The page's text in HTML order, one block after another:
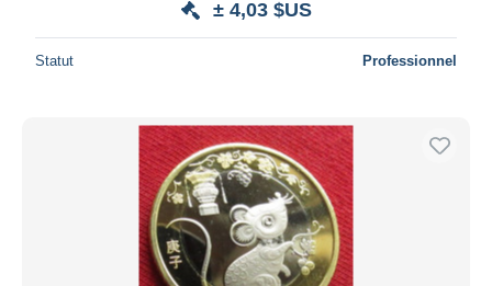
± 4,03 $US
Statut Professionnel